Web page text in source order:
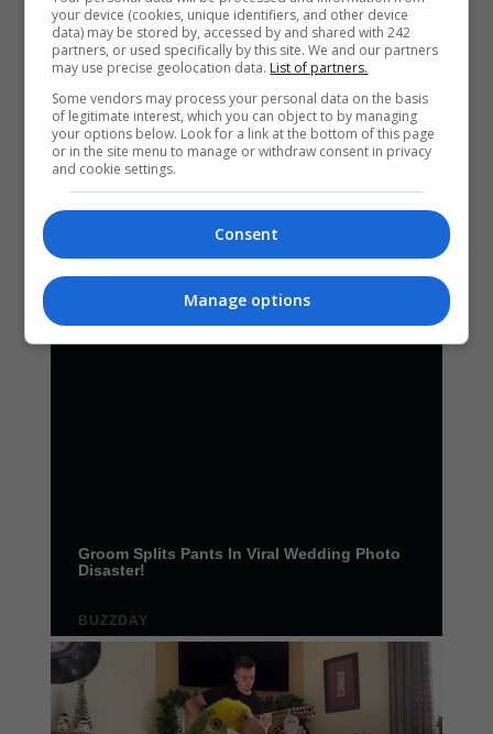
your device (cookies, unique identifiers, and other device
data) may be stored by, accessed by and shared with 242
partners, or used specifically by this site. We and our partners
may use precise geolocation data. List of partners.
Some vendors may process your personal data on the basis
of legitimate interest, which you can object to by managing
your options below. Look for a link at the bottom of this page
or in the site menu to manage or withdraw consent in privacy
and cookie settings.
Consent
Manage options